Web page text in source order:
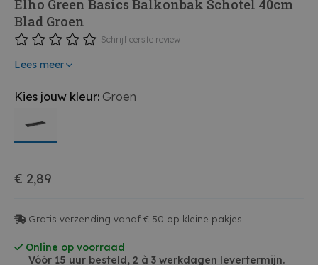
Elho Green Basics Balkonbak Schotel 40cm
Blad Groen
Schrijf eerste review
Lees meer
Kies jouw kleur: Groen
€ 2,89
Gratis verzending vanaf € 50 op kleine pakjes.
Online op voorraad
Vóór 15 uur besteld, 2 à 3 werkdagen levertermijn.